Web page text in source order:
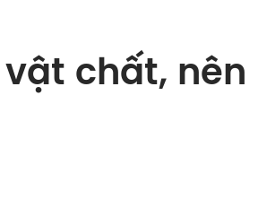
vật chất, nên